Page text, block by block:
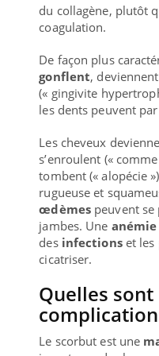
du collagène, plutôt
coagulation.
De façon plus
gonflent, deviennent
(« gingivite
les dents peuvent
Les cheveux
s’enroulent («
tombent (« alopécie
rugueuse et
œdèmes peuvent
jambes. Une anémie
des infectionset les
cicatriser.
Quelles sont
Le scorbut est une